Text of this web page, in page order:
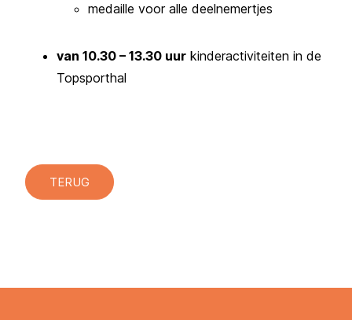
medaille voor alle deelnemertjes
van 10.30 – 13.30 uur kinderactiviteiten in de
Topsporthal
TERUG